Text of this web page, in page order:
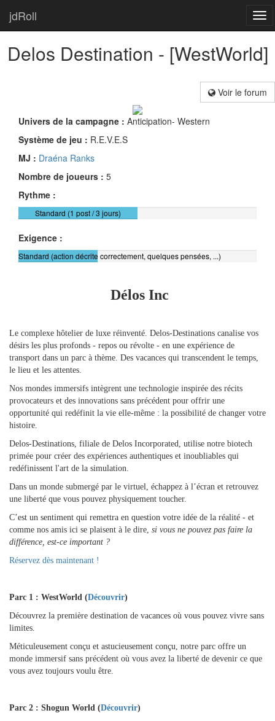
jdRoll
Delos Destination - [WestWorld]
Voir le forum
Univers de la campagne : Anticipation- Western
Système de jeu : R.E.V.E.S
MJ : Draéna Ranks
Nombre de joueurs : 5
Rythme :
Standard (1 post / 3 jours)
Exigence :
Standard (action décrite correctement, quelques pensées, ...)
Délos Inc
Le complexe hôtelier de luxe réinventé. Delos-Destinations canalise vos
désirs les plus profonds - repos ou révolte - en une expérience de
transport dans un parc à thème. Des vacances qui transcendent le temps,
le lieu et les attentes.
Nos mondes immersifs intègrent une technologie inspirée des récits
provocateurs et des innovations sans précédent pour offrir une
opportunité qui redéfinit la vie elle-même : la possibilité de changer votre
histoire.
Delos-Destinations, filiale de Delos Incorporated, utilise notre biotech
primée pour créer des expériences authentiques et inoubliables qui
redéfinissent l'art de la simulation.
Dans un monde submergé par le virtuel, échappez à l’écran et retrouvez
une liberté que vous pouvez physiquement toucher.
C’est un sentiment qui remettra en question votre idée de la réalité - et
comme nos amis ici se plaisent à le dire, si vous ne pouvez pas faire la
différence, est-ce important ?
Réservez dès maintenant !
Parc 1 : WestWorld (Découvrir)
Découvrez la première destination de vacances où vous pouvez vivre sans
limites.
Méticuleusement conçu et astucieusement conçu, notre parc offre un
monde immersif sans précédent où vous avez la liberté de devenir ce que
vous avez toujours voulu être.
Parc 2 : Shogun World (Découvrir)